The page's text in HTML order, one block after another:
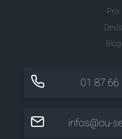
Prix
Devis
Blog
01 87 66
infos@ou-